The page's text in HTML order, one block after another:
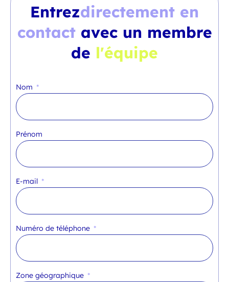
Entrezdirectement en
contact avec un membre
de l'équipe
Nom
Prénom
E-mail
Numéro de téléphone
Zone géographique